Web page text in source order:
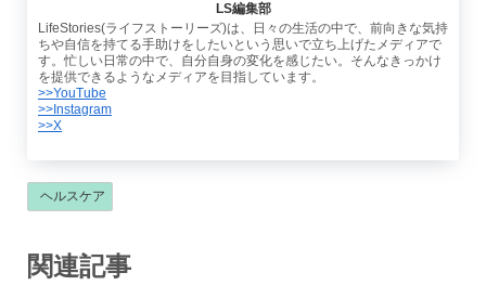
LS編集部
LifeStories(ライフストーリーズ)は、日々の生活の中で、前向きな気持
ちや自信を持てる手助けをしたいという思いで立ち上げたメディアで
す。忙しい日常の中で、自分自身の変化を感じたい。そんなきっかけ
を提供できるようなメディアを目指しています。
>>YouTube
>>Instagram
>>X
ヘルスケア
関連記事